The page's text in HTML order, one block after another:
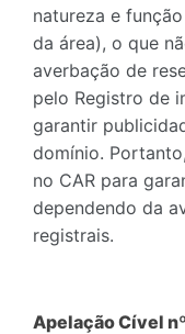
natureza e
da área), o que
averbação de
pelo Registro de
garantir
domínio.
no CAR para
dependendo da
registrais.
Apelação Cível